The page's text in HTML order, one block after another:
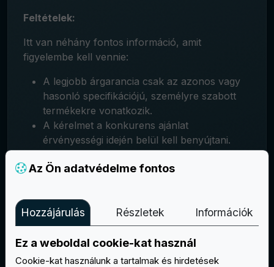
Feltételek:
Itt van néhány fontos információ, amit
figyelembe kell vennie:
A legjobb árgarancia csak az azonos vagy
hasonló specifikációjú, személyre szabott
termékekre vonatkozik.
A kérelmet a konkurens ajánlat
érvényességi idején belül kell benyújtani.
Az akciós árak, a korlátozott ideig tartó
promóciók vagy a hűségprogramok tagjai
tartoznak ide.
Fenntartjuk a jogot, hogy elutasítsuk azokat
a kérelmeket, amelyek nem felelnek meg a
Legjobb árgarancia politikánk speciális
követelményeinek.
Az Ön adatvédelme fontos
Hozzájárulás Részletek Információk
Ez a weboldal cookie-kat használ
Cookie-kat használunk a tartalmak és hirdetések